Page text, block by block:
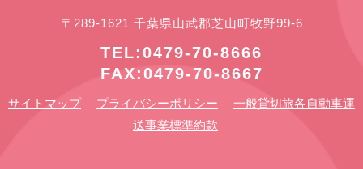
〒289-1621 千葉県山武郡芝山町牧野99-6
TEL:0479-70-8666
FAX:0479-70-8667
サイトマップ プライバシーポリシー
一般貸切旅各自動車運
送事業標準約款